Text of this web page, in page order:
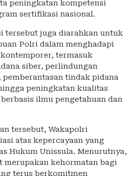
peningkatan kompetensi
sertifikasi nasional.
tersebut juga diarahkan untuk
Polri dalam menghadapi
termasuk
siber, perlindungan
pemberantasan tindak pidana
peningkatan kualitas
ilmu pengetahuan dan
tersebut, Wakapolri
atas kepercayaan yang
Hukum Unissula. Menurutnya,
merupakan kehormatan bagi
terus berkomitmen